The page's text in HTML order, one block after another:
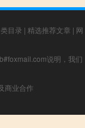
目录 | 精选推荐文章 | 网
说明，我们
商业合作